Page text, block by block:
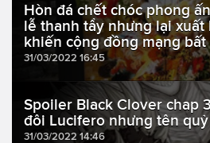
Hòn đá chết chóc phong
lễ thanh tẩy nhưng lại xuất
khiến cộng đồng mạng bất
31/03/2022 16:45
Spoiler Black Clover chap
đôi Lucifero nhưng tên
31/03/2022 14:46